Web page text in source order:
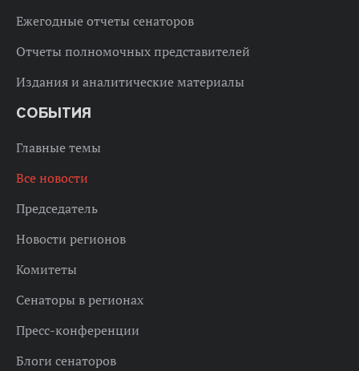
Ежегодные отчеты сенаторов
Отчеты полномочных представителей
Издания и аналитические материалы
СОБЫТИЯ
Главные темы
Все новости
Председатель
Новости регионов
Комитеты
Сенаторы в регионах
Пресс-конференции
Блоги сенаторов